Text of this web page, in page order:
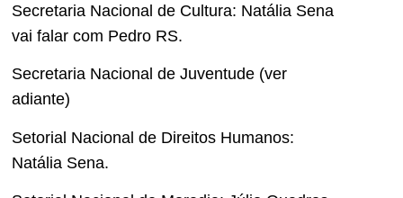
Secretaria Nacional de Cultura: Natália Sena
vai falar com Pedro RS.
Secretaria Nacional de Juventude (ver
adiante)
Setorial Nacional de Direitos Humanos:
Natália Sena.